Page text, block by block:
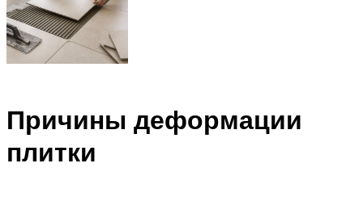
Причины деформации
плитки